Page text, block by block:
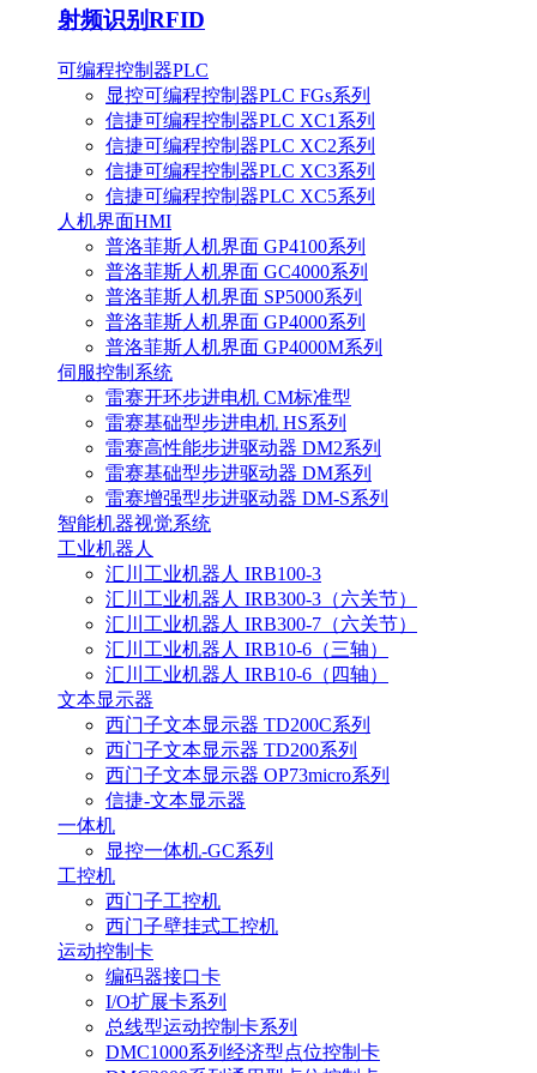
射频识别RFID
可编程控制器PLC
显控可编程控制器PLC FGs系列
信捷可编程控制器PLC XC1系列
信捷可编程控制器PLC XC2系列
信捷可编程控制器PLC XC3系列
信捷可编程控制器PLC XC5系列
人机界面HMI
普洛菲斯人机界面 GP4100系列
普洛菲斯人机界面 GC4000系列
普洛菲斯人机界面 SP5000系列
普洛菲斯人机界面 GP4000系列
普洛菲斯人机界面 GP4000M系列
伺服控制系统
雷赛开环步进电机 CM标准型
雷赛基础型步进电机 HS系列
雷赛高性能步进驱动器 DM2系列
雷赛基础型步进驱动器 DM系列
雷赛增强型步进驱动器 DM-S系列
智能机器视觉系统
工业机器人
汇川工业机器人 IRB100-3
汇川工业机器人 IRB300-3（六关节）
汇川工业机器人 IRB300-7（六关节）
汇川工业机器人 IRB10-6（三轴）
汇川工业机器人 IRB10-6（四轴）
文本显示器
西门子文本显示器 TD200C系列
西门子文本显示器 TD200系列
西门子文本显示器 OP73micro系列
信捷-文本显示器
一体机
显控一体机-GC系列
工控机
西门子工控机
西门子壁挂式工控机
运动控制卡
编码器接口卡
I/O扩展卡系列
总线型运动控制卡系列
DMC1000系列经济型点位控制卡